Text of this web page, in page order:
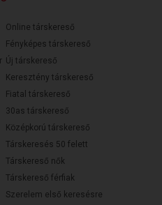
Online társkereső
Fényképes társkereső
Új társkereső
Keresztény társkereső
Fiatal társkereső
30as társkereső
Középkorú társkereső
Társkeresés 50 felett
Társkereső nők
Társkereső férfiak
Szerelem első keresésre